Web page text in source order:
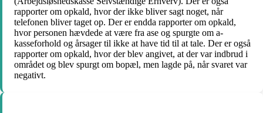
rapporter om opkald, hvor der ikke bliver sagt noget, når
telefonen bliver taget op. Der er endda rapporter om opkald,
hvor personen hævdede at være fra ase og spurgte om a-
kasseforhold og årsager til ikke at have tid til at tale. Der er også
rapporter om opkald, hvor der blev angivet, at der var indbrud i
området og blev spurgt om bopæl, men lagde på, når svaret var
negativt.